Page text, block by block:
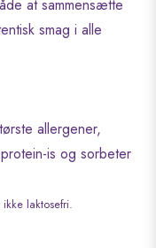
at sammensætte
smag i alle
allergener,
is og sorbeter
laktosefri.